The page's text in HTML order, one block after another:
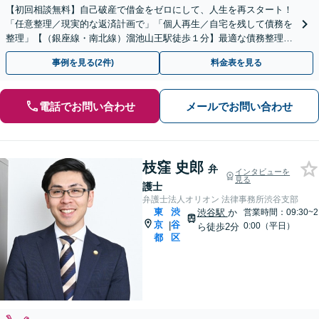
【初回相談無料】自己破産で借金をゼロにして、人生を再スタート！
「任意整理／現実的な返済計画で」「個人再生／自宅を残して債務を
整理」【（銀座線・南北線）溜池山王駅徒歩１分】最適な債務整理の
方法をご提案します。【法人にも対応】
事例を見る(2件) 料金表を見る
電話でお問い合わせ メールでお問い合わせ
枝窪 史郎 弁
護士
インタビューを
見る
弁護士法人オリオン 法律事務所渋谷支部
東
京
都
|
渋
谷
区
渋谷駅 か
ら徒歩2分
営業時間：09:30~2
0:00（平日）